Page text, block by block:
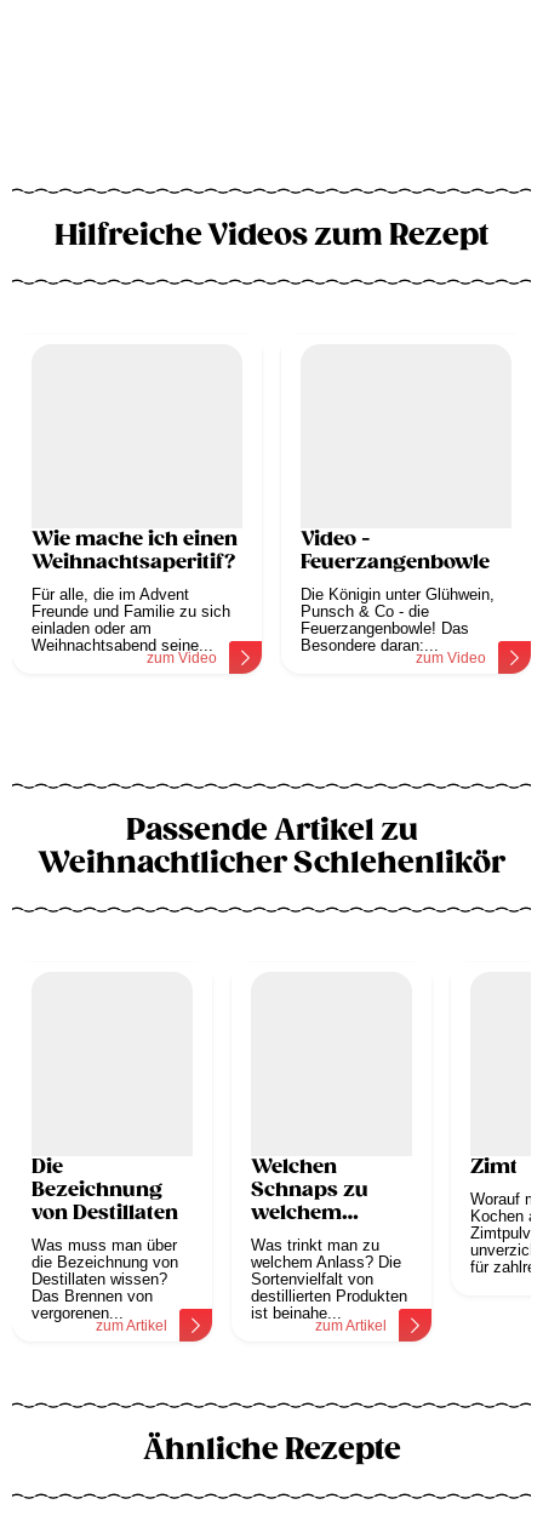
Hilfreiche Videos zum Rezept
Wie mache ich einen
Weihnachtsaperitif?
Für alle, die im Advent
Freunde und Familie zu sich
einladen oder am
Weihnachtsabend seine...
zum Video
Video -
Feuerzangenbowle
Die Königin unter Glühwein,
Punsch & Co - die
Feuerzangenbowle! Das
Besondere daran:...
zum Video
Passende Artikel zu
Weihnachtlicher Schlehenlikör
Die
Bezeichnung
von Destillaten
Was muss man über
die Bezeichnung von
Destillaten wissen?
Das Brennen von
vergorenen...
zum Artikel
Welchen
Schnaps zu
welchem
Anlass?
Was trinkt man zu
welchem Anlass? Die
Sortenvielfalt von
destillierten Produkten
ist beinahe...
zum Artikel
Zimt
Worauf
Kochen
für
Ähnliche Rezepte